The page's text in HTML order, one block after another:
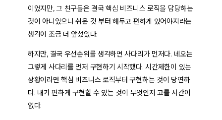
이었지만, 그 친구들은 결국 핵심 비즈니스 로직을 담당하는
것이 아니었으니쉬운 것 부터 해두고 편하게 있어야지라는
생각이 조금 더 앞섰었다.
하지만, 결국 우선순위를 생각하면 사다리가 먼저다. 네오는
그렇게 사다리를 먼저 구현하기 시작했다. 시간제한이 있는
상황이라면 핵심 비즈니스 로직부터 구현하는 것이 당연하
다. 내가 편하게 구현할 수 있는 것이 무엇인지 고를 시간이
없다.